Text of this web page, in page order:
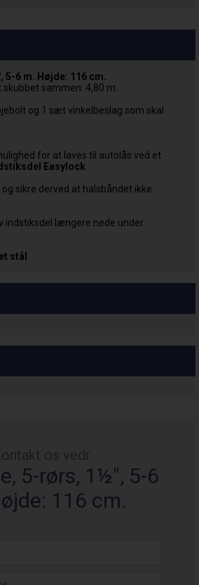
6 m. Højde: 116 cm.
sammen: 4,80 m.
og 1 sæt vinkelbeslag som skal
for at laves til autolås ved et
Easylock
og sikre derved at halsbåndet ikke
indstiksdel længere nede under
stål
5-rørs, 1½", 5-6
116 cm.